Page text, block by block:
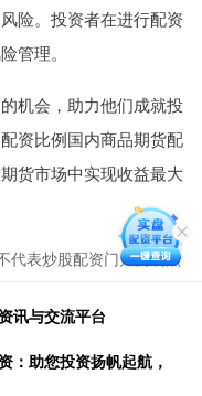
险。投资者在进行配资
管理。
机会，助力他们成就投
资比例国内商品期货配
货市场中实现收益最大
代表炒股配资门户网观点
讯与交流平台
：助您投资扬帆起航，